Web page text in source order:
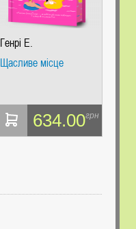
Генрі Е.
Щасливе місце
634.00грн